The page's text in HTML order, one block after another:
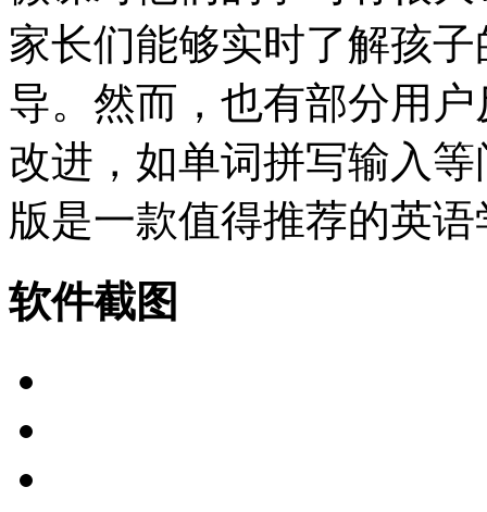
家长们能够实时了解孩
导。然而，也有部分用
改进，如单词拼写输入
版是一款值得推荐的英
软件截图